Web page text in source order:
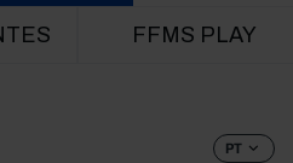
FFMS PLAY
PT